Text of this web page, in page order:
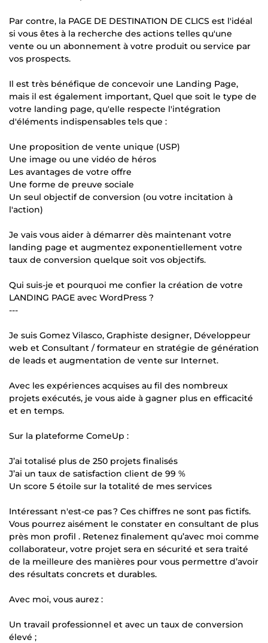
Par contre, la PAGE DE DESTINATION DE CLICS est l'idéal
si vous êtes à la recherche des actions telles qu'une
vente ou un abonnement à votre produit ou service par
vos prospects.
Il est très bénéfique de concevoir une Landing Page,
mais il est également important, Quel que soit le type de
votre landing page, qu'elle respecte l'intégration
d'éléments indispensables tels que :
Une proposition de vente unique (USP)
Une image ou une vidéo de héros
Les avantages de votre offre
Une forme de preuve sociale
Un seul objectif de conversion (ou votre incitation à
l'action)
Je vais vous aider à démarrer dès maintenant votre
landing page et augmentez exponentiellement votre
taux de conversion quelque soit vos objectifs.
Qui suis-je et pourquoi me confier la création de votre
LANDING PAGE avec WordPress ?
---
Je suis Gomez Vilasco, Graphiste designer, Développeur
web et Consultant / formateur en stratégie de génération
de leads et augmentation de vente sur Internet.
Avec les expériences acquises au fil des nombreux
projets exécutés, je vous aide à gagner plus en efficacité
et en temps.
Sur la plateforme ComeUp :
J’ai totalisé plus de 250 projets finalisés
J’ai un taux de satisfaction client de 99 %
Un score 5 étoile sur la totalité de mes services
Intéressant n'est-ce pas ? Ces chiffres ne sont pas fictifs.
Vous pourrez aisément le constater en consultant de plus
près mon profil . Retenez finalement qu’avec moi comme
collaborateur, votre projet sera en sécurité et sera traité
de la meilleure des manières pour vous permettre d’avoir
des résultats concrets et durables.
Avec moi, vous aurez :
Un travail professionnel et avec un taux de conversion
élevé ;